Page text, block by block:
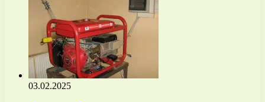
03.02.2025